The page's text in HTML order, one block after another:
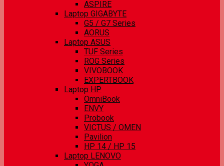
ASPIRE
Laptop GIGABYTE
G5 / G7 Series
AORUS
Laptop ASUS
TUF Series
ROG Series
VIVOBOOK
EXPERTBOOK
Laptop HP
OmniBook
ENVY
Probook
VICTUS / OMEN
Pavilion
HP 14 / HP 15
Laptop LENOVO